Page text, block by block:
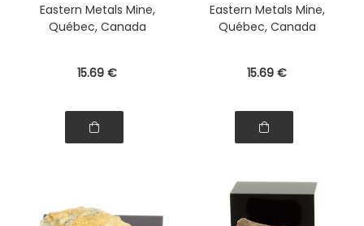
Eastern Metals Mine,
Québec, Canada
15.69 €
Eastern Metals Mine,
Québec, Canada
15.69 €